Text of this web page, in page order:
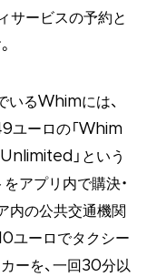
サービスの予約と
いるWhimには、
ユーロの「Whim
」という
アプリ内で購決・
内の公共交通機関
ユーロでタクシー
ーを、一回30分以